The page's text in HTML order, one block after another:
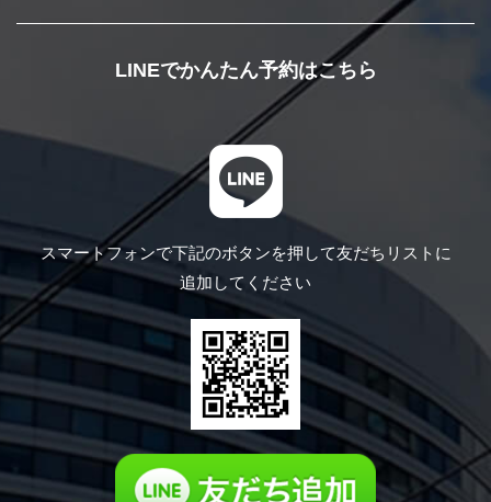
LINEでかんたん予約はこちら
スマートフォンで下記のボタンを押して友だちリストに
追加してください